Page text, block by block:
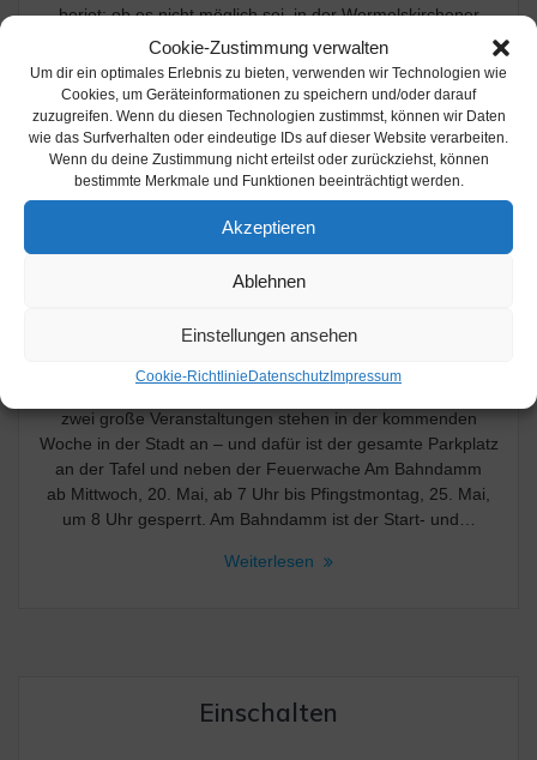
Cookie-Zustimmung verwalten
Um dir ein optimales Erlebnis zu bieten, verwenden wir Technologien wie
Cookies, um Geräteinformationen zu speichern und/oder darauf
zuzugreifen. Wenn du diesen Technologien zustimmst, können wir Daten
wie das Surfverhalten oder eindeutige IDs auf dieser Website verarbeiten.
Wenn du deine Zustimmung nicht erteilst oder zurückziehst, können
bestimmte Merkmale und Funktionen beeinträchtigt werden.
Akzeptieren
Ablehnen
Einstellungen ansehen
Cookie-Richtlinie Datenschutz Impressum
beriet: ob es nicht möglich sei, in der Wermelskirchener
Innenstadt einen
sogenannten Familienparkplatz einzurichten. Diese Idee kam
so gut in der Stadtverwaltung…
Weiterlesen
Wermelskirchen: Parkplatz Am
Bahndamm gesperrt
zwei große Veranstaltungen stehen in der kommenden
Woche in der Stadt an – und dafür ist der gesamte Parkplatz
an der Tafel und neben der Feuerwache Am Bahndamm
ab Mittwoch, 20. Mai, ab 7 Uhr bis Pfingstmontag, 25. Mai,
um 8 Uhr gesperrt. Am Bahndamm ist der Start- und…
Weiterlesen
Einschalten